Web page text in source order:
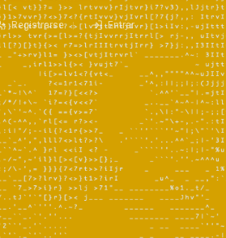
Registrarse Entrar